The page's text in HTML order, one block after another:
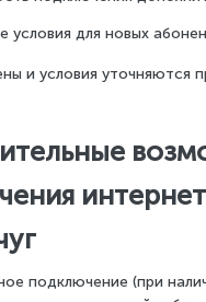
условия для новых
и условия уточняются
подключение (при